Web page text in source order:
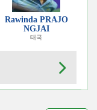
Rawinda PRAJO
NGJAI
태국